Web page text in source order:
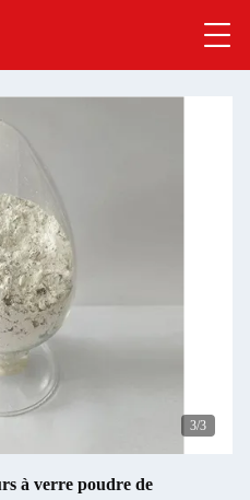
1/3
à verre poudre de